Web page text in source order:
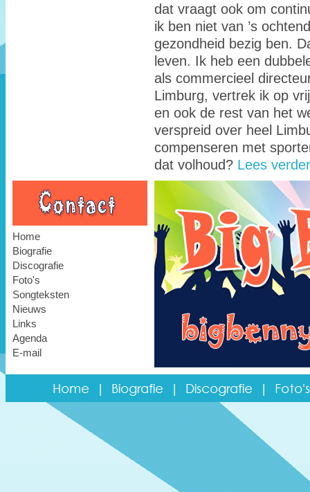
dat vraagt ook om
ik ben niet van ’s
gezondheid bezig ben.
leven. Ik heb een
als commercieel
Limburg, vertrek ik op
en ook de rest van het
verspreid over heel
compenseren met
dat volhoud? Lees verder
Home
Biografie
Discografie
Foto's
Songteksten
Nieuws
Links
Agenda
E-mail